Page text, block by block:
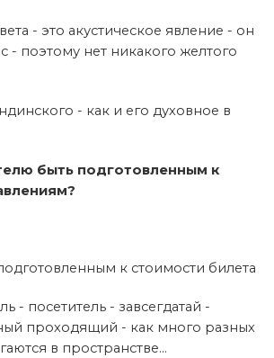
- это акустическое явление - он
- поэтому нет никакого желтого
- как и его духовное в
быть подготовленным к
к стоимости билета
- посетитель - завсегдатай -
проходящий - как много разных
в пространстве...